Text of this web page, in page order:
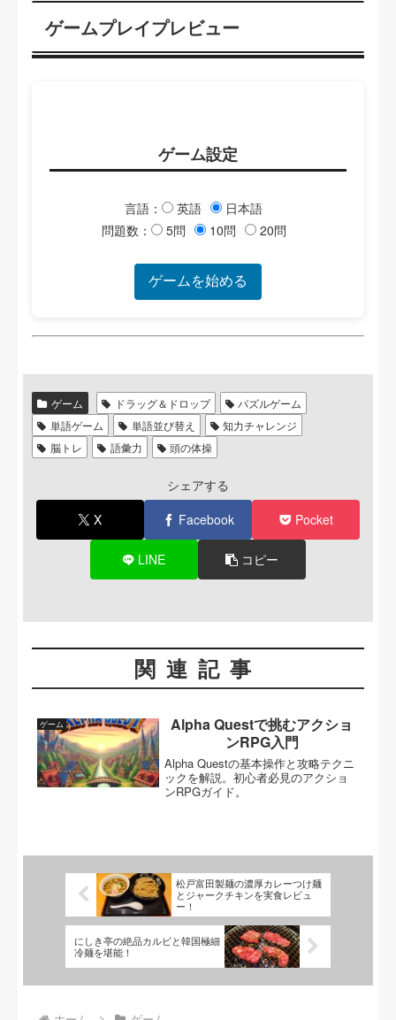
ゲームプレイプレビュー
ゲーム設定
言語： 英語
日本語
問題数：
5問 10問 20問
ゲームを始める
ゲーム ドラッグ＆ドロップ
パズルゲーム
単語ゲーム
単語並び替え
知力チャレンジ
脳トレ
語彙力 頭の体操
シェアする
X
Facebook Pocket
LINE コピー
関連記事
ゲーム
Alpha Questで挑むアクショ
ンRPG入門
Alpha Questの基本操作と攻略テクニ
ックを解説。初心者必見のアクショ
ンRPGガイド。
松戸富田製麺の濃厚カレーつけ麺
とジャークチキンを実食レビュ
ー！
にしき亭の絶品カルビと韓国極細
冷麺を堪能！